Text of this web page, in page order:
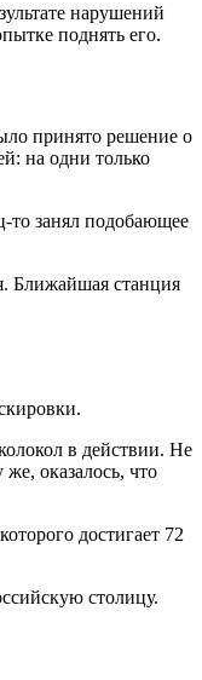
нарушений
поднять его.
принято решение о
на одни только
то занял подобающее
Ближайшая станция
в действии. Не
оказалось, что
достигает 72
столицу.